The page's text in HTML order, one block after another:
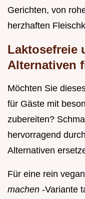
Gerichten, von
herzhaften
Laktosefreie
Alternativen
Möchten Sie
für Gäste mit
zubereiten?
hervorragend
Alternativen
Für eine rein
machen -Variante